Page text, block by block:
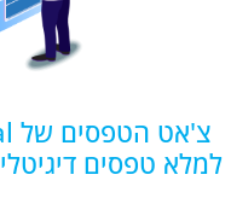
למלא טפסים